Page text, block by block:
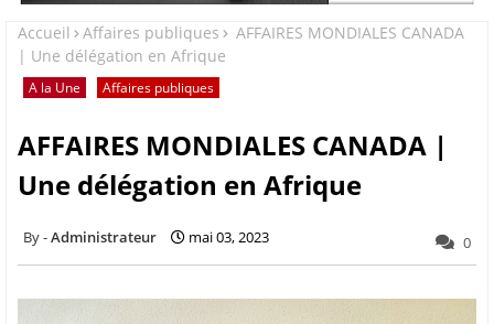
Accueil Affaires publiques
AFFAIRES MONDIALES CANADA
| Une délégation en Afrique
A la Une Affaires publiques
AFFAIRES MONDIALES CANADA |
Une délégation en Afrique
Administrateur mai 03, 2023 0